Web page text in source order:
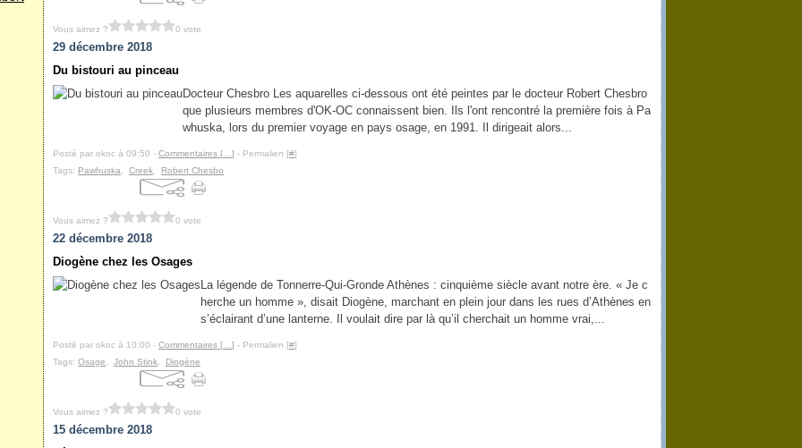
Vous aimez ? 0 vote
29 décembre 2018
Du bistouri au pinceau
Docteur Chesbro Les aquarelles ci-dessous ont été peintes par le docteur Robert Chesbro
que plusieurs membres d'OK-OC connaissent bien. Ils l'ont rencontré la première fois à Pa
whuska, lors du premier voyage en pays osage, en 1991. Il dirigeait alors...
Posté par okoc à 09:50 - Commentaires [ ] - Permalien [#]
Tags: Pawhuska Creek Robert Chesbo
Vous aimez ? 0 vote
22 décembre 2018
Diogène chez les Osages
La légende de Tonnerre-Qui-Gronde Athènes : cinquième siècle avant notre ère. « Je c
herche un homme », disait Diogène, marchant en plein jour dans les rues d’Athènes en
s’éclairant d’une lanterne. Il voulait dire par là qu’il cherchait un homme vrai,...
Posté par okoc à 10:00 - Commentaires [ ] - Permalien [#]
Tags: Osage John Stink Diogène
Vous aimez ? 0 vote
15 décembre 2018